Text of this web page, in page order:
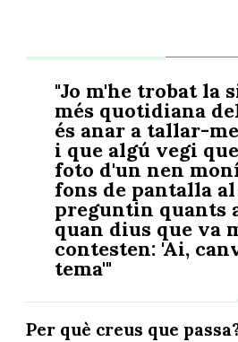
"Jo m'he trobat la
més quotidiana
és anar a tallar-
i que algú vegi
foto d'un nen
fons de pantalla
preguntin quants
quan dius que va
contesten: 'Ai,
tema'"
Per què creus que